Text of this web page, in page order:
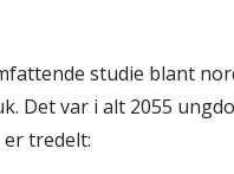
studie blant
Det var i alt 2055
er tredelt: